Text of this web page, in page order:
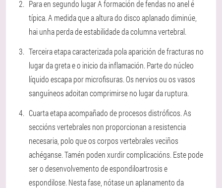
Paraen segundo lugarA formación de fendas no anel é
típica. A medida que a altura do disco aplanado diminúe,
hai unha perda de estabilidade da columna vertebral.
Terceira etapacaracterizada pola aparición de fracturas no
lugar da greta e o inicio da inflamación. Parte do núcleo
líquido escapa por microfisuras. Os nervios ou os vasos
sanguíneos adoitan comprimirse no lugar da ruptura.
Cuarta etapaacompañado de procesos distróficos. As
seccións vertebrales non proporcionan a resistencia
necesaria, polo que os corpos vertebrales veciños
achéganse. Tamén poden xurdir complicacións. Este pode
ser o desenvolvemento de espondiloartrosis e
espondilose. Nesta fase, nótase un aplanamento da